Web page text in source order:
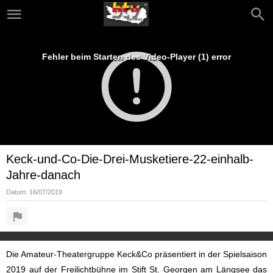
Fehler beim Starten des Video-Player (1) error
Keck-und-Co-Die-Drei-Musketiere-22-einhalb-
Jahre-danach
Datum: 16/07/2019
Die Amateur-Theatergruppe Keck&Co präsentiert in der Spielsaison
2019 auf der Freilichtbühne im Stift St. Georgen am Längsee das